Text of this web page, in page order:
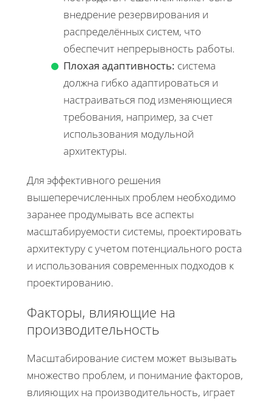
внедрение резервирования и
распределённых систем, что
обеспечит непрерывность работы.
Плохая адаптивность: система
должна гибко адаптироваться и
настраиваться под изменяющиеся
требования, например, за счет
использования модульной
архитектуры.
Для эффективного решения
вышеперечисленных проблем необходимо
заранее продумывать все аспекты
масштабируемости системы, проектировать
архитектуру с учетом потенциального роста
и использования современных подходов к
проектированию.
Факторы, влияющие на
производительность
Масштабирование систем может вызывать
множество проблем, и понимание факторов,
влияющих на производительность, играет